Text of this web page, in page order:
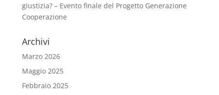
giustizia? – Evento finale del Progetto Generazione
Cooperazione
Archivi
Marzo 2026
Maggio 2025
Febbraio 2025